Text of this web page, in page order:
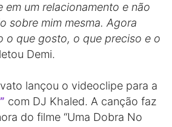
em um relacionamento e não
sobre mim mesma. Agora
o que gosto, o que preciso e o
Demi.
lançou o videoclipe para a
com DJ Khaled. A canção faz
do filme “Uma Dobra No